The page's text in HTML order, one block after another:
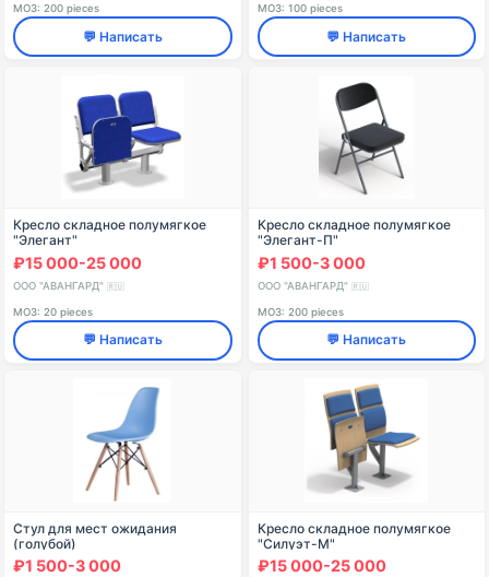
МОЗ: 200 pieces
💬 Написать
МОЗ: 100 pieces
💬 Написать
Кресло складное полумягкое
"Элегант"
₽15 000-25 000
ООО "АВАНГАРД" 🇷🇺
МОЗ: 20 pieces
💬 Написать
Кресло складное полумягкое
"Элегант-П"
₽1 500-3 000
ООО "АВАНГАРД" 🇷🇺
МОЗ: 200 pieces
💬 Написать
Стул для мест ожидания
(голубой)
₽1 500-3 000
Кресло складное полумягкое
"Силуэт-М"
₽15 000-25 000